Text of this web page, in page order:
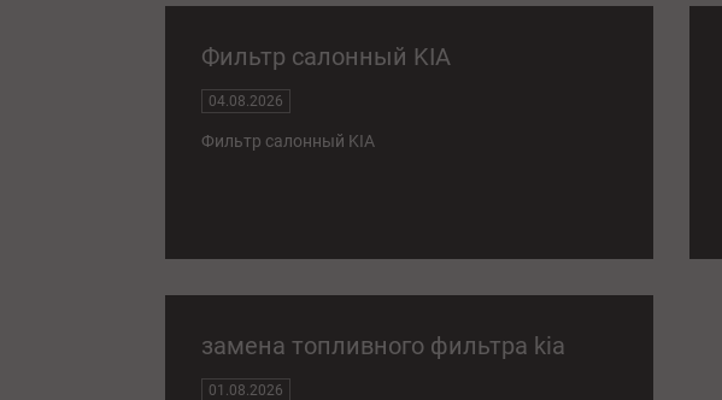
Фильтр салонный KIA
04.08.2026
Фильтр салонный KIA
замена топливного фильтра kia
01.08.2026